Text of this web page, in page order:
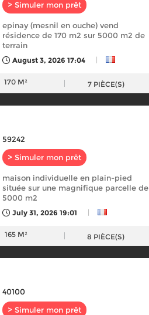
> Simuler mon prêt
epinay (mesnil en ouche) vend
résidence de 170 m2 sur 5000 m2 de
terrain
August 3, 2026 17:04 |
170 M² 7 PIÈCE(S)
59242
> Simuler mon prêt
maison individuelle en plain-pied
située sur une magnifique parcelle de
5000 m2
July 31, 2026 19:01 |
165 M² 8 PIÈCE(S)
40100
> Simuler mon prêt